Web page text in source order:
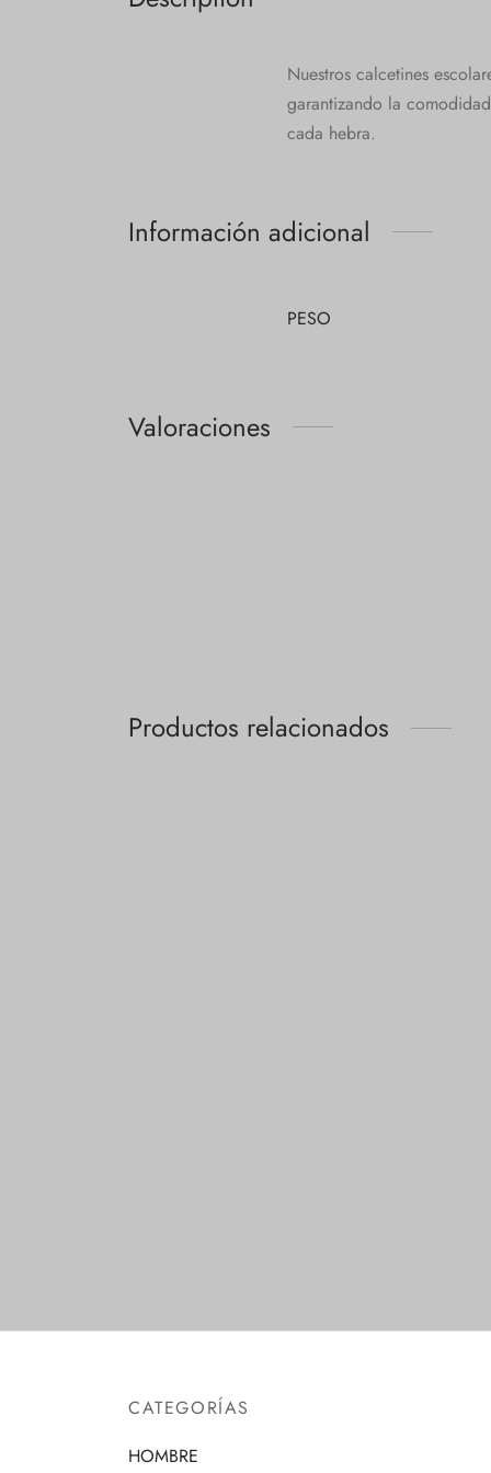
Nuestros calcetines
garantizando la
cada hebra.
Información adicional
PESO
Valoraciones
Productos relacionados
CATEGORÍAS
HOMBRE